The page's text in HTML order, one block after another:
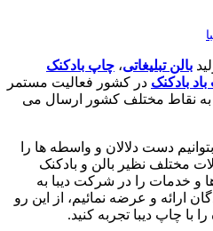
بالن تبلیغاتی، چاپ بادکنک
بادکنک در کشور فعالیت مستمر
به نقاط مختلف کشور ارسال می
دست دلالان و واسطه ها را
مختلف نظیر بالن و بادکنک
و خدمات را در شرکت دیبا به
و عرضه نمائیم، از این رو
را با چاپ دیبا تجربه کنید.